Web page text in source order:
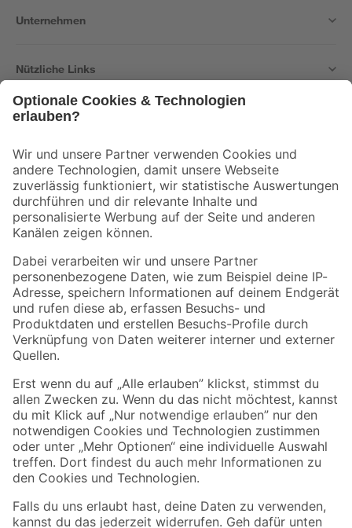
Unternehmen
Nützliche Links
Der toom Newsletter: Keine Angebote und Aktionen mehr verpassen!
Zur Newsletter Anmeldung
Folge uns
Zahlungsarten Versandarten
Sicher einkaufen
Jetzt die toom-App herunterladen